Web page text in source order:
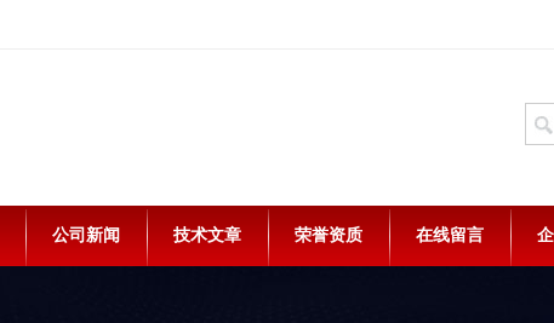
公司新闻 技术文章 荣誉资质 在线留言